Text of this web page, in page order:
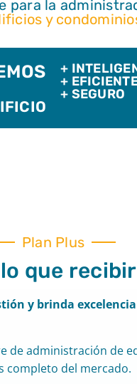
para la
y
+
+
+ SEGURO
Plan Plus
que
y brinda
de administración de
completo del mercado.